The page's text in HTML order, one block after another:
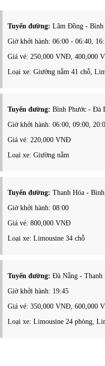
Tuyến đường: Lâm Đồng - Bình
Giờ khởi hành: 06:00 - 06:40,
Giá vé: 250,000 VNĐ, 400,000
Loại xe: Giường nằm 41 chỗ,
Tuyến đường: Bình Phước - Đà
Giờ khởi hành: 06:00, 09:00,
Giá vé: 220,000 VNĐ
Loại xe: Giường nằm
Tuyến đường: Thanh Hóa -
Giờ khởi hành: 08:00
Giá vé: 800,000 VNĐ
Loại xe: Limousine 34 chỗ
Tuyến đường: Đà Nẵng - Thanh
Giờ khởi hành: 19:45
Giá vé: 350,000 VNĐ, 600,000
Loại xe: Limousine 24 phòng,